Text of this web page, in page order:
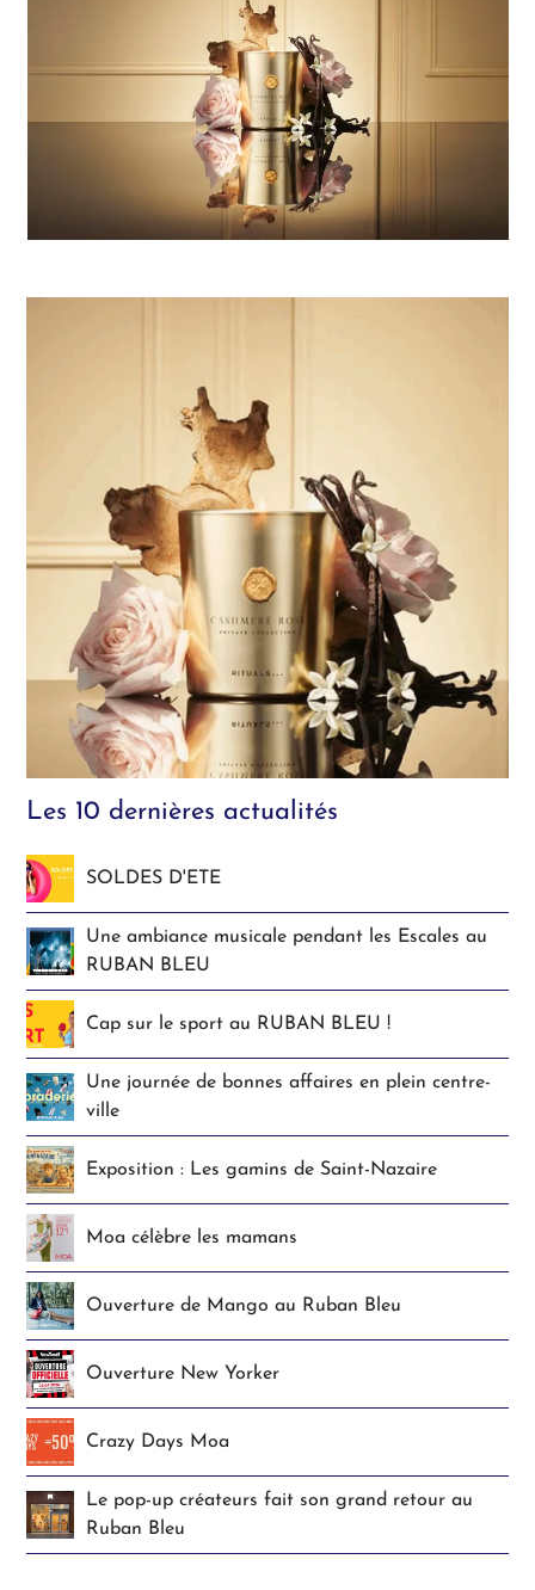
Les 10 dernières actualités
SOLDES D'ETE
Une ambiance musicale pendant les Escales au
RUBAN BLEU
Cap sur le sport au RUBAN BLEU !
Une journée de bonnes affaires en plein centre-
ville
Exposition : Les gamins de Saint-Nazaire
Moa célèbre les mamans
Ouverture de Mango au Ruban Bleu
Ouverture New Yorker
Crazy Days Moa
Le pop-up créateurs fait son grand retour au
Ruban Bleu